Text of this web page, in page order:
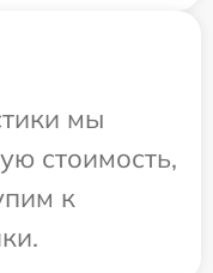
мы
стоимость,
к